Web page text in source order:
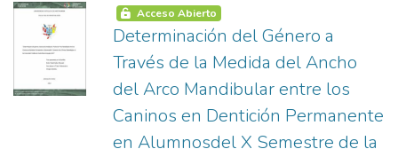
Clorhexidina al 0.12% sobre el Enterococo
faecalis en Conductos Radiculares in Vitro
Arequipa 2004”, se busca evaluar la eficacia
antibacteriana de Hidróxido de Calcio,
Digluconato de Clorhexidina y del Hidróxido
de Calcio asociado al Digluconato de
Clorhexidina al 0.12% y comparar cual de
Acceso Abierto
Determinación del Género a
Través de la Medida del Ancho
del Arco Mandibular entre los
Caninos en Dentición Permanente
en Alumnosdel X Semestre de la